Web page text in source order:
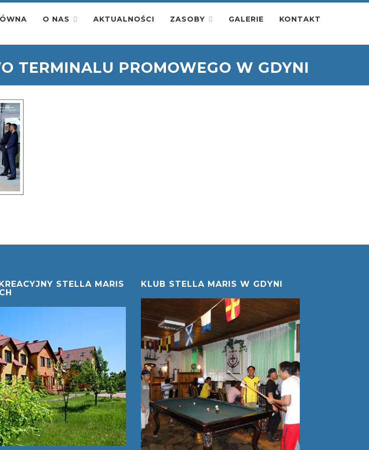
O NAS AKTUALNOŚCI ZASOBY GALERIE KONTAKT
TERMINALU PROMOWEGO W GDYNI
STELLA MARIS
KLUB STELLA MARIS W GDYNI